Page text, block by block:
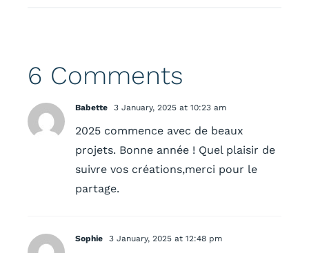
6 Comments
Babette 3 January, 2025 at 10:23 am
2025 commence avec de beaux
projets. Bonne année ! Quel plaisir de
suivre vos créations,merci pour le
partage.
Sophie 3 January, 2025 at 12:48 pm